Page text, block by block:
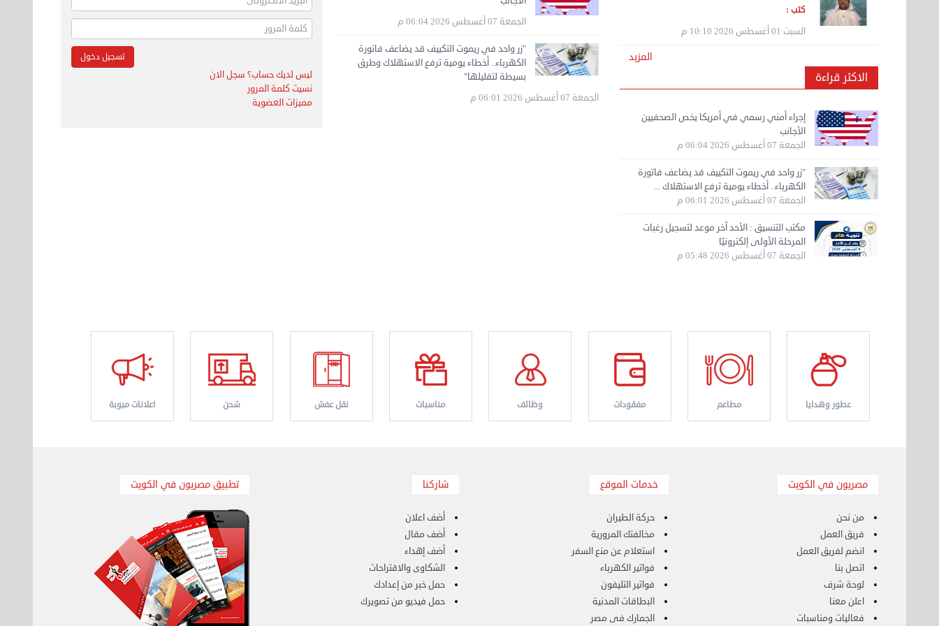
ليس لديك حساب؟ سجل الان
نسيت كلمة المرور
مميزات العضوية
الجمعة 07 أغسطس 2026 06:04 م
"زر واحد في ريموت التكييف قد يضاعف فاتورة
الكهرباء.. أخطاء يومية ترفع الاستهلاك وطرق
بسيطة لتقليلها"
الجمعة 07 أغسطس 2026 06:01 م
هاف لوري لتوصيل ونقل العفش 65818808
الخميس 14 سبتمبر 2023 03:06 م
نقل عفش مؤسسة تربات 65007374 داخل الكويت
فك ...
نقل عفش 90061233 فك نقل تركيب في جميع
نقل عفش حولي 50636444 فك وتركيب ايكيا
الأربعاء 06 سبتمبر 2023 01:25 م
نقل عفش الكويت 50636444 فك وتركيب ايكيا
الثلاثاء 05 سبتمبر 2023 01:34 م
كتب :
السبت 01 أغسطس 2026 10:10 م
المزيد
الاكثر قراءة
إجراء أمني رسمي في أمريكا يخص الصحفيين
الأجانب
الجمعة 07 أغسطس 2026 06:04 م
"زر واحد في ريموت التكييف قد يضاعف فاتورة
الكهرباء.. أخطاء يومية ترفع الاستهلاك ...
الجمعة 07 أغسطس 2026 06:01 م
مكتب التنسيق : الأحد آخر موعد لتسجيل رغبات
المرحلة الأولى إلكترونيًا
الجمعة 07 أغسطس 2026 05:48 م
عطور وهدايا مطاعم مفقودات وظائف مناسبات نقل عفش شحن اعلانات مبوبة
تطبيق مصريون في الكويت شاركنا
أضف اعلان
أضف مقال
أضف إهداء
الشكاوى والاقتراحات
حمل خبر من إعدادك
حمل فيديو من تصويرك
خدمات الموقع
حركة الطيران
مخالفتك المرورية
استعلام عن منع السفر
فواتير الكهرباء
فواتير التليفون
البطاقات المدنية
الجمارك فى مصر
مصريون في الكويت
من نحن
فريق العمل
انضم لفريق العمل
اتصل بنا
لوحة شرف
اعلن معنا
فعاليات ومناسبات